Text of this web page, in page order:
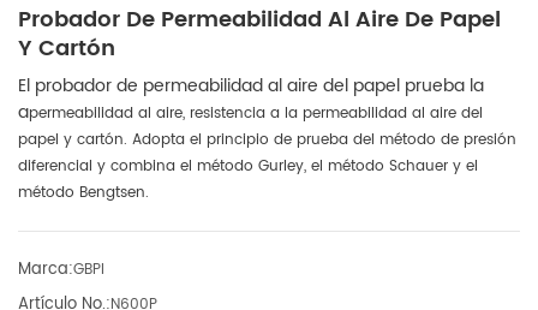
Probador De Permeabilidad Al Aire De Papel
Y Cartón
El probador de permeabilidad al aire del papel prueba la
apermeabilidad al aire, resistencia a la permeabilidad al aire del
papel y cartón. Adopta el principio de prueba del método de presión
diferencial y combina el método Gurley, el método Schauer y el
método Bengtsen.
Marca:GBPI
Artículo No.:N600P